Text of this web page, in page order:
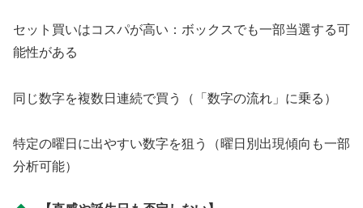
セット買いはコスパが高い：ボックスでも一部当選する可
能性がある
同じ数字を複数日連続で買う（「数字の流れ」に乗る）
特定の曜日に出やすい数字を狙う（曜日別出現傾向も一部
分析可能）